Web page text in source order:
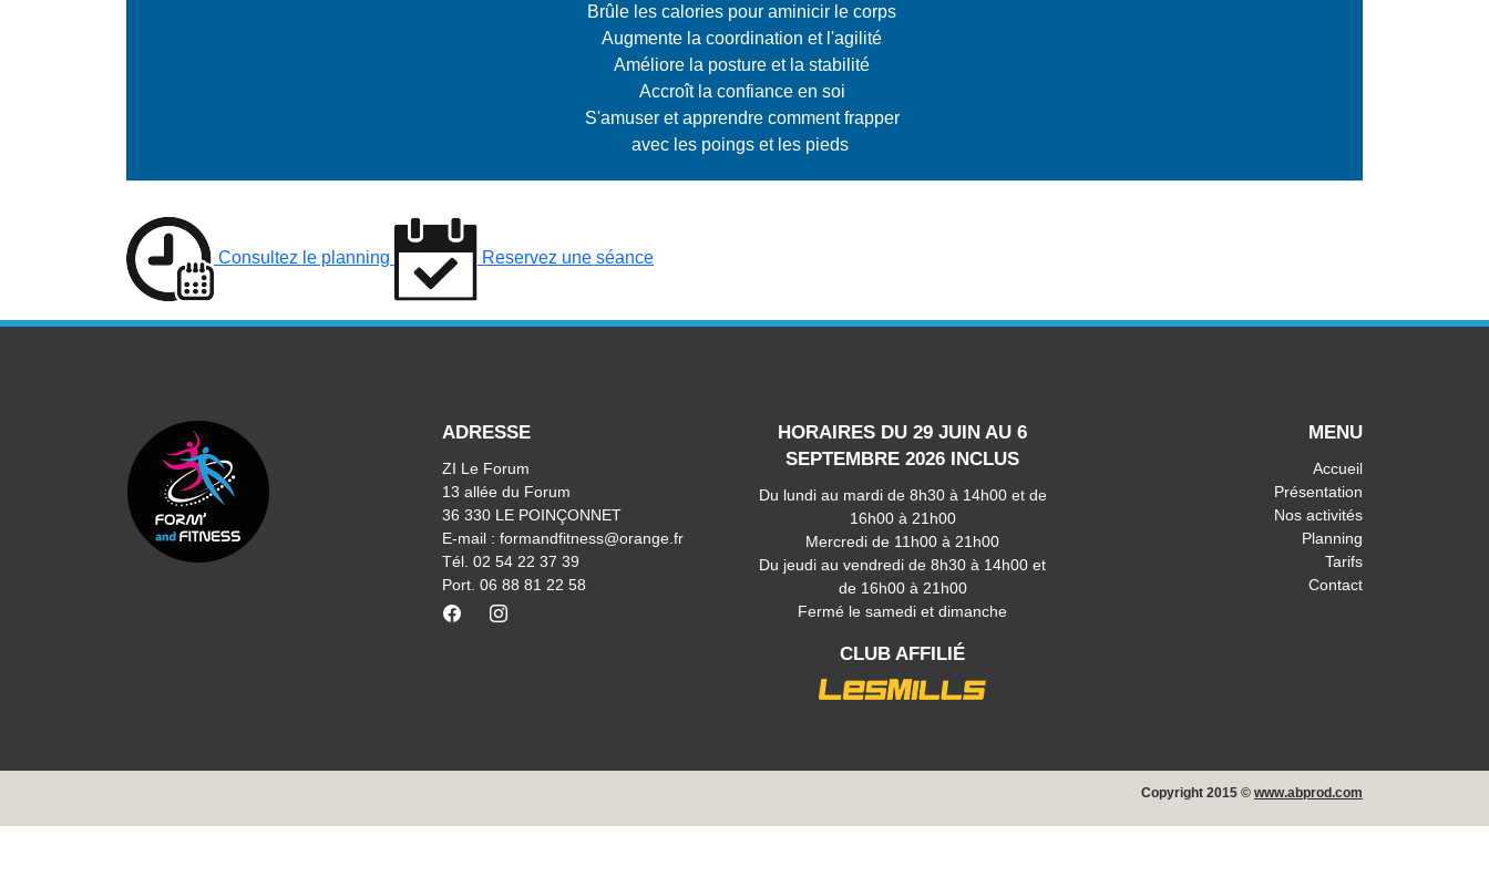
Brûle les calories pour aminicir le corps
Augmente la coordination et l'agilité
Améliore la posture et la stabilité
Accroît la confiance en soi
S'amuser et apprendre comment frapper
avec les poings et les pieds
Consultez le planning Reservez une séance
ADRESSE
ZI Le Forum
13 allée du Forum
36 330 LE POINÇONNET
E-mail : formandfitness@orange.fr
Tél. 02 54 22 37 39
Port. 06 88 81 22 58
HORAIRES DU 29 JUIN AU 6
SEPTEMBRE 2026 INCLUS
Du lundi au mardi de 8h30 à 14h00 et de
16h00 à 21h00
Mercredi de 11h00 à 21h00
Du jeudi au vendredi de 8h30 à 14h00 et
de 16h00 à 21h00
Fermé le samedi et dimanche
CLUB AFFILIÉ
MENU
Accueil
Présentation
Nos activités
Planning
Tarifs
Contact
Copyright 2015 © www.abprod.com